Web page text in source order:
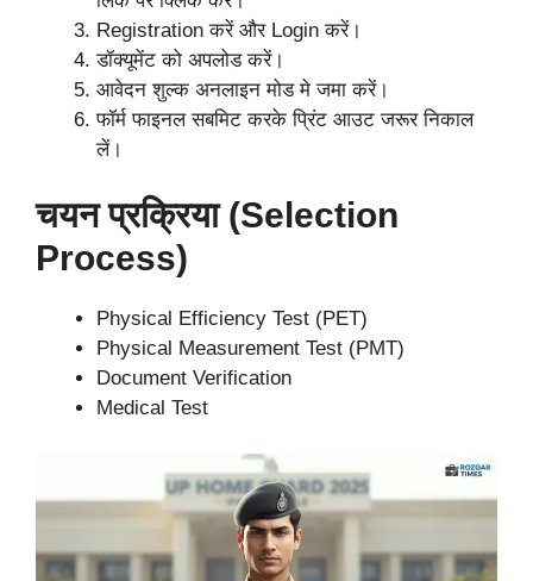
Registration करें और Login करें।
डॉक्यूमेंट को अपलोड करें।
आवेदन शुल्क अनलाइन मोड मे जमा करें।
फॉर्म फाइनल सबमिट करके प्रिंट आउट जरूर निकाल
लें।
चयन प्रक्रिया (Selection
Process)
Physical Efficiency Test (PET)
Physical Measurement Test (PMT)
Document Verification
Medical Test